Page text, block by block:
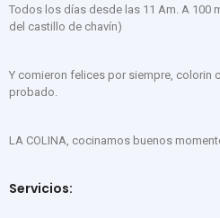
Todos los días desde las 11 Am. A 100
del castillo de chavín)
Y comieron felices por siempre, colorin
probado.
LA COLINA, cocinamos buenos
Servicios: